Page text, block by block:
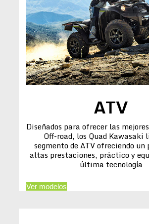
ATV
Diseñados para ofrecer las
Off-road, los Quad Kawasaki
segmento de ATV ofreciendo un
altas prestaciones, práctico y
última tecnología
Ver modelos